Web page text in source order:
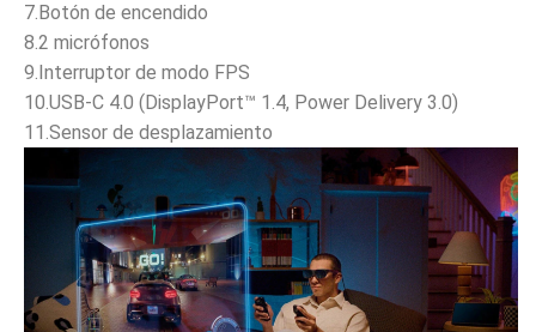
7.Botón de encendido
8.2 micrófonos
9.Interruptor de modo FPS
10.USB-C 4.0 (DisplayPort™ 1.4, Power Delivery 3.0)
11.Sensor de desplazamiento